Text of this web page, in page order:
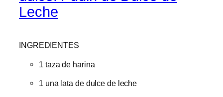
Leche
INGREDIENTES
1 taza de harina
1 una lata de dulce de leche